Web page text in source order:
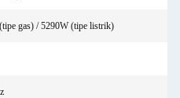
gas) / 5290W (tipe listrik)